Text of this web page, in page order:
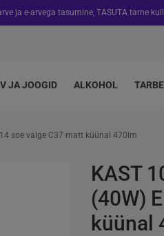
ja e-arvega tasumine, TASUTA tarne
JA JOOGID ALKOHOL
soe valge C37 matt küünal 470lm
KAST
(40W)
küünal